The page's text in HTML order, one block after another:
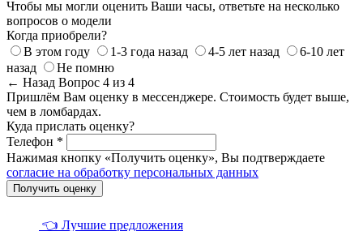
Чтобы мы могли оценить Ваши часы, ответьте на несколько
вопросов о модели
Когда приобрели?
В этом году
1-3 года назад 4-5 лет назад
6-10 лет
назад
Не помню
← Назад Вопрос 4 из 4
Пришлём Вам оценку в мессенджере. Стоимость будет выше,
чем в ломбардах.
Куда прислать оценку?
Телефон *
Нажимая кнопку «Получить оценку», Вы подтверждаете
согласие на обработку персональных данных
Получить оценку
👈 Лучшие предложения